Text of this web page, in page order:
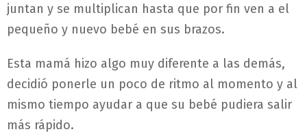
juntan y se multiplican hasta que por fin ven a el
pequeño y nuevo bebé en sus brazos.
Esta mamá hizo algo muy diferente a las demás,
decidió ponerle un poco de ritmo al momento y al
mismo tiempo ayudar a que su bebé pudiera salir
más rápido.